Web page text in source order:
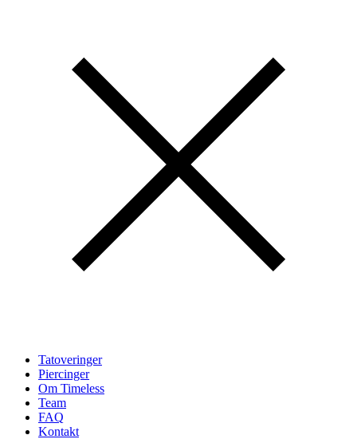
Tatoveringer
Piercinger
Om Timeless
Team
FAQ
Kontakt